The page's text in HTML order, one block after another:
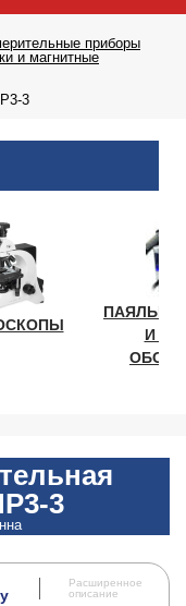
приборы
и магнитные
3
И
3
Расширенное
описание